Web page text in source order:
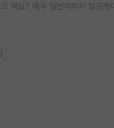
해요? 매우 일반적이지 않은케